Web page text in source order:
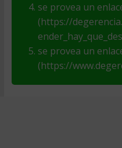
se provea un
(https://
se provea un
(https://